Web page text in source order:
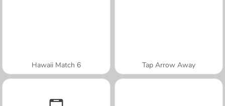
Hawaii Match 6 Tap Arrow Away